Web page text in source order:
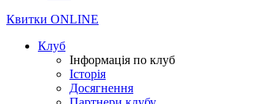
Квитки ONLINE
Клуб
Інформація по клуб
Історія
Досягнення